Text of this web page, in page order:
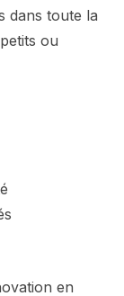
dans toute la
ou
en